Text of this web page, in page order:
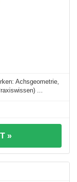
Achsgeometrie,
...
»